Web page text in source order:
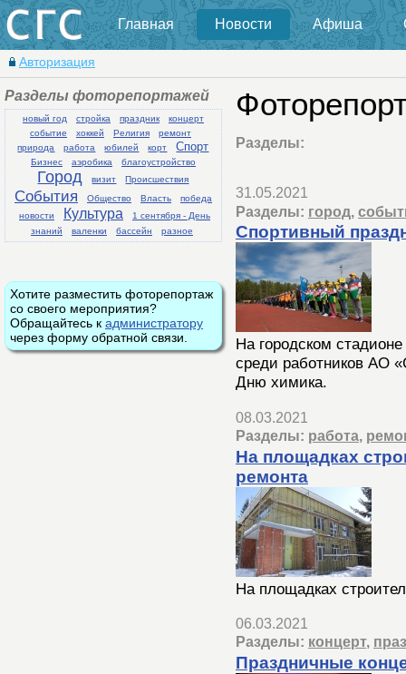
Главная Новости Афиша
Авторизация
Разделы фоторепортажей
новый год стройка праздник
концерт
событие
хоккей Религия
ремонт
природа
работа юбилей корт Спорт
Бизнес аэробика благоустройство
Город визит Происшествия
События Общество Власть
победа
новости
Культура
1 сентября - День
знаний
валенки бассейн разное
Хотите разместить фоторепортаж
со своего мероприятия?
Обращайтесь к администратору
через форму обратной связи.
Разделы:
31.05.2021
Разделы: город,
Спортивный
На городском
среди работников АО
Дню химика.
08.03.2021
Разделы: работа,
На площадках
ремонта
На площадках
06.03.2021
Разделы: концерт,
Праздничные